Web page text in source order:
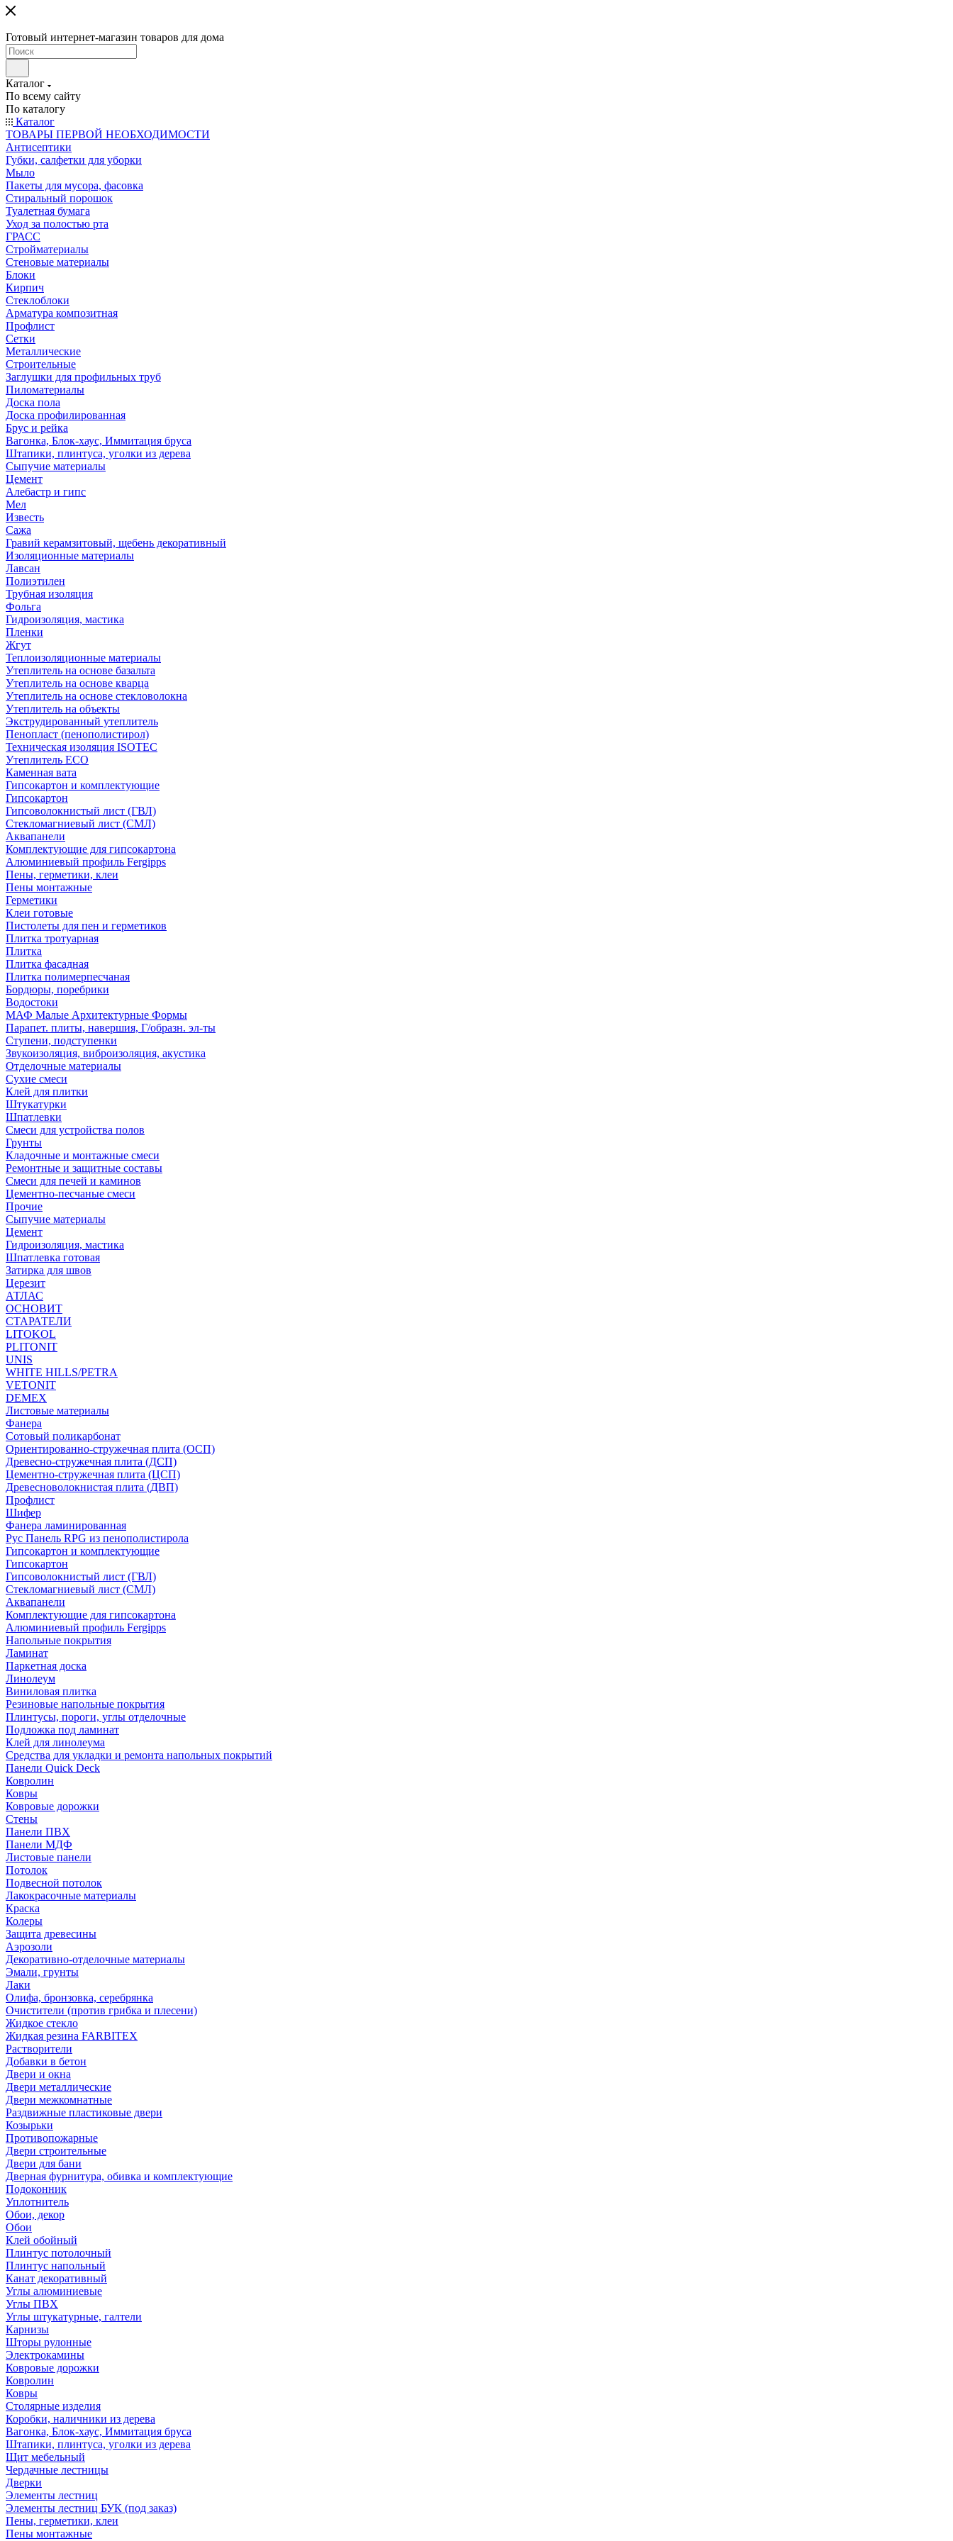
Готовый интернет-магазин товаров для дома
Каталог
По всему сайту
По каталогу
Каталог
ТОВАРЫ ПЕРВОЙ НЕОБХОДИМОСТИ
Антисептики
Губки, салфетки для уборки
Мыло
Пакеты для мусора, фасовка
Стиральный порошок
Туалетная бумага
Уход за полостью рта
ГРАСС
Стройматериалы
Стеновые материалы
Блоки
Кирпич
Стеклоблоки
Арматура композитная
Профлист
Сетки
Металлические
Строительные
Заглушки для профильных труб
Пиломатериалы
Доска пола
Доска профилированная
Брус и рейка
Вагонка, Блок-хаус, Иммитация бруса
Штапики, плинтуса, уголки из дерева
Сыпучие материалы
Цемент
Алебастр и гипс
Мел
Известь
Сажа
Гравий керамзитовый, щебень декоративный
Изоляционные материалы
Лавсан
Полиэтилен
Трубная изоляция
Фольга
Гидроизоляция, мастика
Пленки
Жгут
Теплоизоляционные материалы
Утеплитель на основе базальта
Утеплитель на основе кварца
Утеплитель на основе стекловолокна
Утеплитель на объекты
Экструдированный утеплитель
Пенопласт (пенополистирол)
Техническая изоляция ISOTEC
Утеплитель ECO
Каменная вата
Гипсокартон и комплектующие
Гипсокартон
Гипсоволокнистый лист (ГВЛ)
Стекломагниевый лист (СМЛ)
Аквапанели
Комплектующие для гипсокартона
Алюминиевый профиль Fergipps
Пены, герметики, клеи
Пены монтажные
Герметики
Клеи готовые
Пистолеты для пен и герметиков
Плитка тротуарная
Плитка
Плитка фасадная
Плитка полимерпесчаная
Бордюры, поребрики
Водостоки
МАФ Малые Архитектурные Формы
Парапет. плиты, навершия, Г/образн. эл-ты
Ступени, подступенки
Звукоизоляция, виброизоляция, акустика
Отделочные материалы
Сухие смеси
Клей для плитки
Штукатурки
Шпатлевки
Смеси для устройства полов
Грунты
Кладочные и монтажные смеси
Ремонтные и защитные составы
Смеси для печей и каминов
Цементно-песчаные смеси
Прочие
Сыпучие материалы
Цемент
Гидроизоляция, мастика
Шпатлевка готовая
Затирка для швов
Церезит
АТЛАС
ОСНОВИТ
СТАРАТЕЛИ
LITOKOL
PLITONIT
UNIS
WHITE HILLS/PETRA
VETONIT
DEMEX
Листовые материалы
Фанера
Сотовый поликарбонат
Ориентированно-стружечная плита (ОСП)
Древесно-стружечная плита (ДСП)
Цементно-стружечная плита (ЦСП)
Древесноволокнистая плита (ДВП)
Профлист
Шифер
Фанера ламинированная
Рус Панель RPG из пенополистирола
Гипсокартон и комплектующие
Гипсокартон
Гипсоволокнистый лист (ГВЛ)
Стекломагниевый лист (СМЛ)
Аквапанели
Комплектующие для гипсокартона
Алюминиевый профиль Fergipps
Напольные покрытия
Ламинат
Паркетная доска
Линолеум
Виниловая плитка
Резиновые напольные покрытия
Плинтусы, пороги, углы отделочные
Подложка под ламинат
Клей для линолеума
Средства для укладки и ремонта напольных покрытий
Панели Quick Deck
Ковролин
Ковры
Ковровые дорожки
Стены
Панели ПВХ
Панели МДФ
Листовые панели
Потолок
Подвесной потолок
Лакокрасочные материалы
Краска
Колеры
Защита древесины
Аэрозоли
Декоративно-отделочные материалы
Эмали, грунты
Лаки
Олифа, бронзовка, серебрянка
Очистители (против грибка и плесени)
Жидкое стекло
Жидкая резина FARBITEX
Растворители
Добавки в бетон
Двери и окна
Двери металлические
Двери межкомнатные
Раздвижные пластиковые двери
Козырьки
Противопожарные
Двери строительные
Двери для бани
Дверная фурнитура, обивка и комплектующие
Подоконник
Уплотнитель
Обои, декор
Обои
Клей обойный
Плинтус потолочный
Плинтус напольный
Канат декоративный
Углы алюминиевые
Углы ПВХ
Углы штукатурные, галтели
Карнизы
Шторы рулонные
Электрокамины
Ковровые дорожки
Ковролин
Ковры
Столярные изделия
Коробки, наличники из дерева
Вагонка, Блок-хаус, Иммитация бруса
Штапики, плинтуса, уголки из дерева
Щит мебельный
Чердачные лестницы
Дверки
Элементы лестниц
Элементы лестниц БУК (под заказ)
Пены, герметики, клеи
Пены монтажные